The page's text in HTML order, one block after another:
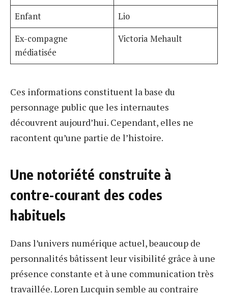
Enfant
Lio
Ex-compagne
médiatisée
Victoria Mehault
Ces informations constituent la base du
personnage public que les internautes
découvrent aujourd’hui. Cependant, elles ne
racontent qu’une partie de l’histoire.
Une notoriété construite à
contre-courant des codes
habituels
Dans l’univers numérique actuel, beaucoup de
personnalités bâtissent leur visibilité grâce à une
présence constante et à une communication très
travaillée. Loren Lucquin semble au contraire